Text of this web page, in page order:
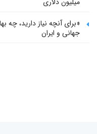
«برای آنچه نیاز دارید، چه
جهانی و ایران